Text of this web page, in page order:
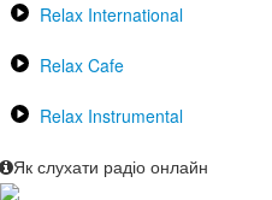
Relax International
Relax Cafe
Relax Instrumental
Як слухати радіо онлайн